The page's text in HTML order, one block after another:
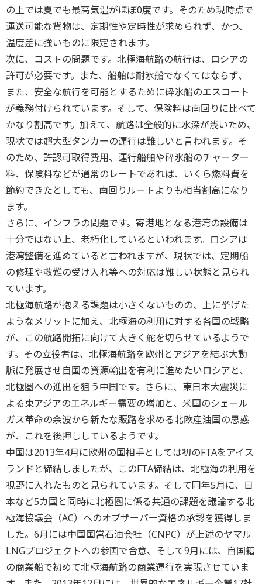
の上では夏でも最高気温がほぼ0度です。そのため現時点で
運送可能な貨物は、定期性や定時性が求められず、かつ、
温度差に強いものに限定されます。
次に、コストの問題です。北極海航路の航行は、ロシアの
許可が必要です。また、船舶は耐氷船でなくてはならず、
また、安全な航行を可能とするために砕氷船のエスコート
が義務付けられています。そして、保険料は南回りに比べて
かなり割高です。加えて、航路は全般的に水深が浅いため、
現状では超大型タンカーの運行は難しいと言われます。そ
のため、許認可取得費用、運行船舶や砕氷船のチャーター
料、保険料などが通常のレートであれば、いくら燃料費を
節約できたとしても、南回りルートよりも相当割高になり
ます。
さらに、インフラの問題です。寄港地となる港湾の設備は
十分ではない上、老朽化しているといわれます。ロシアは
港湾整備を進めていると言われますが、現状では、定期船
の修理や救難の受け入れ等への対応は難しい状態と見られ
ています。
北極海航路が抱える課題は小さくないものの、上に挙げた
ようなメリットに加え、北極海の利用に対する各国の戦略
が、この航路開拓に向けて大きく舵を切らせているようで
す。その立役者は、北極海航路を欧州とアジアを結ぶ大動
脈に発展させ自国の資源輸出を有利に進めたいロシアと、
北極圏への進出を狙う中国です。さらに、東日本大震災に
よる東アジアのエネルギー需要の増加と、米国のシェール
ガス革命の余波から新たな販路を求める北欧産油国の思惑
が、これを後押ししているようです。
中国は2013年4月に欧州の国相手としては初のFTAをアイス
ランドと締結しましたが、このFTA締結は、北極海の利用を
視野に入れたものと見られています。そして同年5月に、日
本など5カ国と同時に北極圏に係る共通の課題を議論する北
極海協議会（AC）へのオブザーバー資格の承認を獲得しま
した。6月には中国国営石油会社（CNPC）が上述のヤマル
LNGプロジェクトへの参画で合意、そして9月には、自国籍
の商業船で初めて北極海航路の商業運行を実現させていま